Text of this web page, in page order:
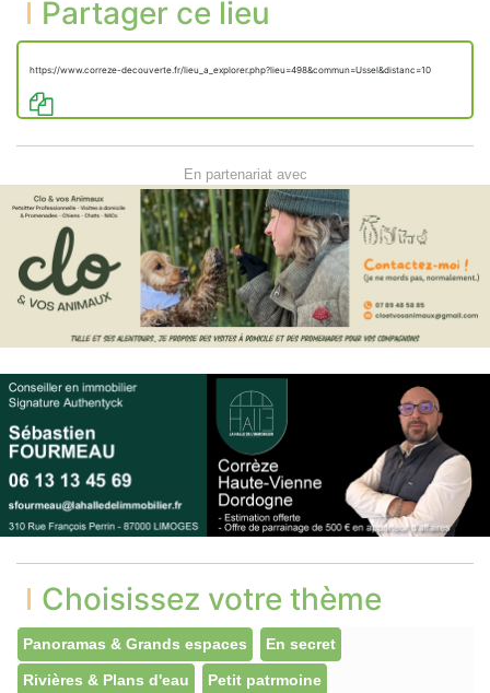
Partager ce lieu
https://www.correze-decouverte.fr/lieu_a_explorer.php?lieu=498&commun=Ussel&distanc=10
En partenariat avec
Choisissez votre thème
Panoramas & Grands espaces En secret
Rivières & Plans d'eau Petit patrmoine